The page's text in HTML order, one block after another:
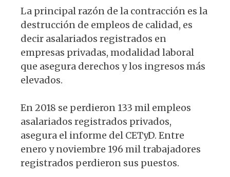
La principal razón de la contracción es la
destrucción de empleos de calidad, es
decir asalariados registrados en
empresas privadas, modalidad laboral
que asegura derechos y los ingresos más
elevados.
En 2018 se perdieron 133 mil empleos
asalariados registrados privados,
asegura el informe del CETyD. Entre
enero y noviembre 196 mil trabajadores
registrados perdieron sus puestos.